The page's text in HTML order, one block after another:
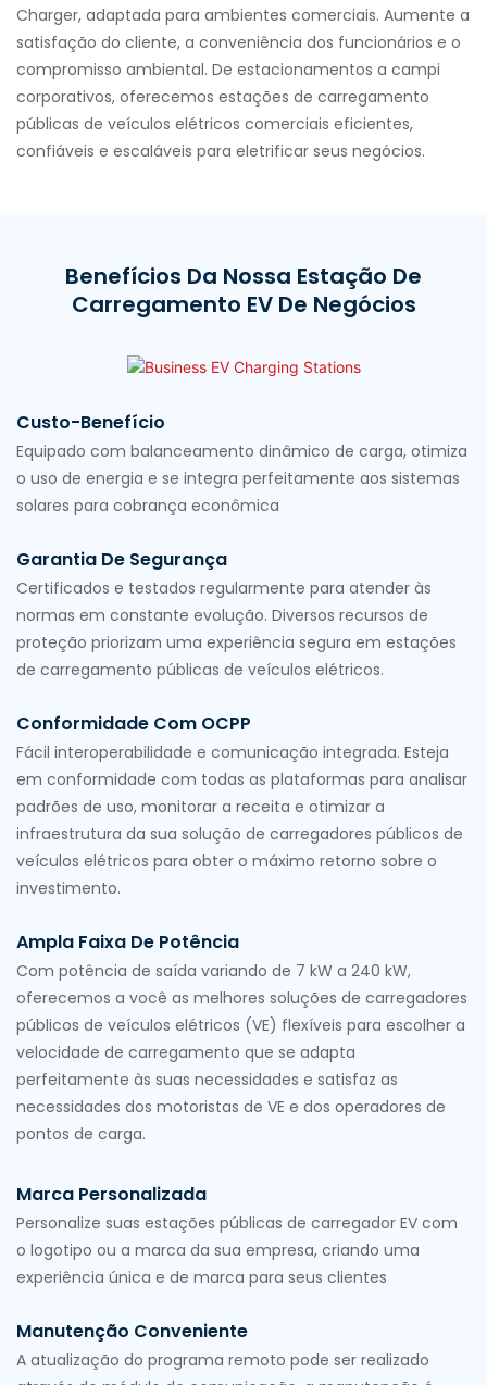
Charger, adaptada para ambientes comerciais. Aumente a
satisfação do cliente, a conveniência dos funcionários e o
compromisso ambiental. De estacionamentos a campi
corporativos, oferecemos estações de carregamento
públicas de veículos elétricos comerciais eficientes,
confiáveis ​​e escaláveis ​​para eletrificar seus negócios.
Benefícios Da Nossa Estação De
Carregamento EV De Negócios
Custo-Benefício
Equipado com balanceamento dinâmico de carga, otimiza
o uso de energia e se integra perfeitamente aos sistemas
solares para cobrança econômica
Garantia De Segurança
Certificados e testados regularmente para atender às
normas em constante evolução. Diversos recursos de
proteção priorizam uma experiência segura em estações
de carregamento públicas de veículos elétricos.
Conformidade Com OCPP
Fácil interoperabilidade e comunicação integrada. Esteja
em conformidade com todas as plataformas para analisar
padrões de uso, monitorar a receita e otimizar a
infraestrutura da sua solução de carregadores públicos de
veículos elétricos para obter o máximo retorno sobre o
investimento.
Ampla Faixa De Potência
Com potência de saída variando de 7 kW a 240 kW,
oferecemos a você as melhores soluções de carregadores
públicos de veículos elétricos (VE) flexíveis para escolher a
velocidade de carregamento que se adapta
perfeitamente às suas necessidades e satisfaz as
necessidades dos motoristas de VE e dos operadores de
pontos de carga.
Marca Personalizada
Personalize suas estações públicas de carregador EV com
o logotipo ou a marca da sua empresa, criando uma
experiência única e de marca para seus clientes
Manutenção Conveniente
A atualização do programa remoto pode ser realizado